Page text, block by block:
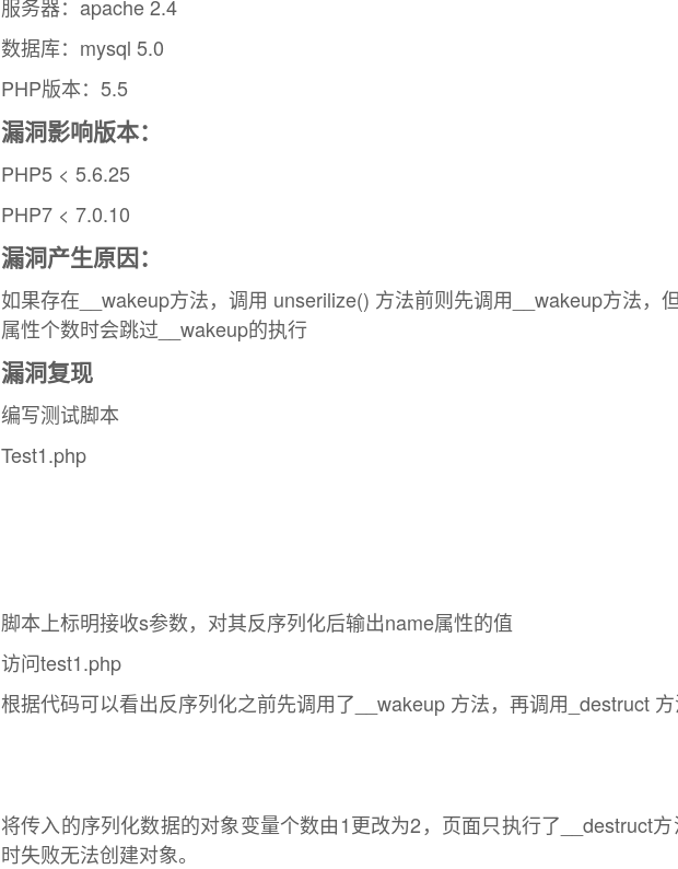
服务器：apache 2.4
数据库：mysql 5.0
PHP版本：5.5
漏洞影响版本：
PHP5 < 5.6.25
PHP7 < 7.0.10
漏洞产生原因：
如果存在__wakeup方法，调用 unserilize() 方法前则先调用__wakeup方法
属性个数时会跳过__wakeup的执行
漏洞复现
编写测试脚本
Test1.php
脚本上标明接收s参数，对其反序列化后输出name属性的值
访问test1.php
根据代码可以看出反序列化之前先调用了__wakeup 方法，再调用_destruct
将传入的序列化数据的对象变量个数由1更改为2，页面只执行了__destruct
时失败无法创建对象。